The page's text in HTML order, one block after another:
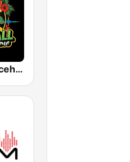
Jamaica Dancehall Radio